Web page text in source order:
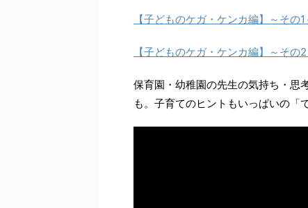
【子どものケガ・ケンカ編】～その1
【子どものケガ・ケンカ編】～その2
保育園・幼稚園の先生の気持ち・思
も。子育てのヒントもいっぱいの「